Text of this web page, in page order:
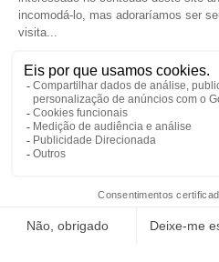
OFERTAS
NOTÍCIAS E
RSE/
JUNTE-SE A NÓS MAPA
POLÍTICA DE